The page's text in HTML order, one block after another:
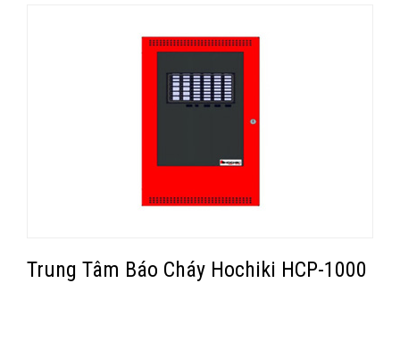
Trung Tâm Báo Cháy Hochiki HCP-1000